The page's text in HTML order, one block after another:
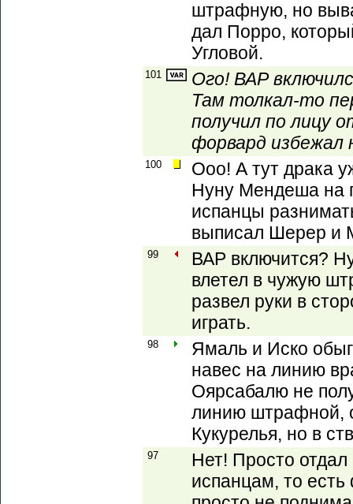
штрафную, но
дал Порро,
Угловой.
101
Ого! ВАР
Там толкал-то
получил по лицу
форвард избежал
100
Ооо! А тут драка
Нуну Мендеша на
испанцы
выписал Шерер и
99
ВАР включится?
влетел в чужую
развел руки в
играть.
98
Ямаль и Иско
навес на линию
Оярсабалю не
линию штрафной,
Кукурелья, но в
97
Нет! Просто
испанцам, то